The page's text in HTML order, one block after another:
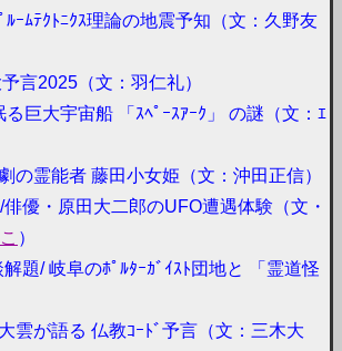
ｰﾑﾃｸﾄﾆｸｽ理論の地震予知（文：久野友
言2025（文：羽仁礼）
巨大宇宙船 「ｽﾍﾟｰｽｱｰｸ」 の謎（文：ｴ
の霊能者 藤田小女姫（文：沖田正信）
優・原田大二郎のUFO遭遇体験（文・
）
題/ 岐阜のﾎﾟﾙﾀｰｶﾞｲｽﾄ団地と 「霊道怪
雲が語る 仏教ｺｰﾄﾞ予言（文：三木大